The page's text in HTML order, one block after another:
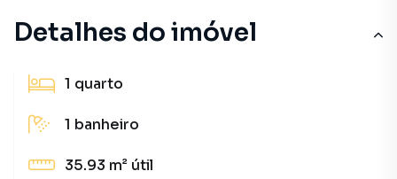
Detalhes do imóvel
1 quarto
1 banheiro
35.93 m² útil